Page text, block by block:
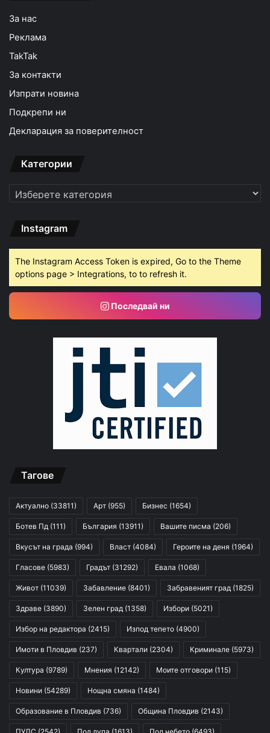
За нас
Реклама
TakTak
За контакти
Изпрати новина
Подкрепи ни
Декларация за поверителност
Категории
Категории
Instagram
The Instagram Access Token is expired, Go to the Theme
options page > Integrations, to to refresh it.
Последвай ни
Тагове
Актуално (33811) Арт (955) Бизнес (1654)
Ботев Пд (111) България (13911) Вашите писма (206)
Вкусът на града (994) Власт (4084) Героите на деня (1964)
Гласове (5983) Градът (31292) Евала (1068)
Живот (11039) Забавление (8401) Забравеният град (1825)
Здраве (3890) Зелен град (1358) Избори (5021)
Избор на редактора (2415) Изпод тепето (4900)
Имоти в Пловдив (237) Квартали (2304) Криминале (5973)
Култура (9789) Мнения (12142) Моите отговори (115)
Новини (54289) Нощна смяна (1484)
Образование в Пловдив (736) Община Пловдив (2143)